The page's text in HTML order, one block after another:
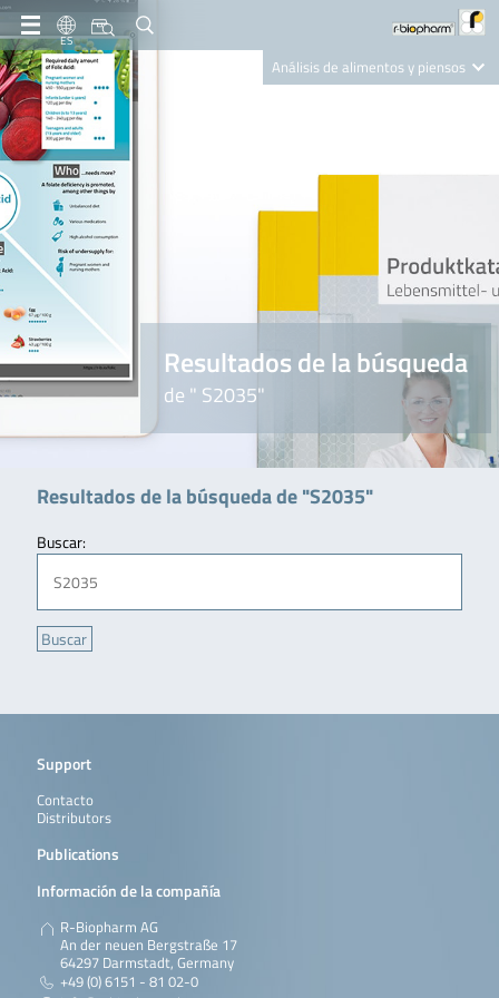
ES
Análisis de alimentos y piensos
Nutrition Care
Resultados de la búsqueda
de " S2035"
Resultados de la búsqueda de "S2035"
Buscar:
Support
Contacto
Distributors
Publications
Información de la compañía
R-Biopharm AG
An der neuen Bergstraße 17
64297 Darmstadt, Germany
+49 (0) 6151 - 81 02-0